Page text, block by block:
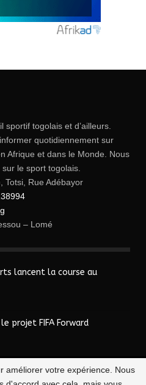
sportif togolais et d’ailleurs.
quotidiennement sur
Afrique et dans le Monde. Nous
le sport togolais.
Totsi, Rue Adébayor
– Lomé
lancent la course au
projet FIFA Forward
améliorer votre expérience. Nous